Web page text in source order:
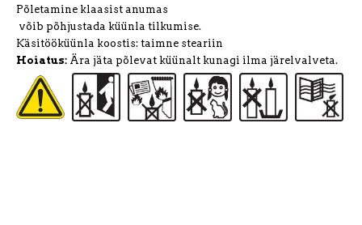
Põletamine klaasist anumas
võib põhjustada küünla tilkumise.
Käsitööküünla koostis: taimne steariin
Hoiatus: Ära jäta põlevat küünalt kunagi ilma järelvalveta.